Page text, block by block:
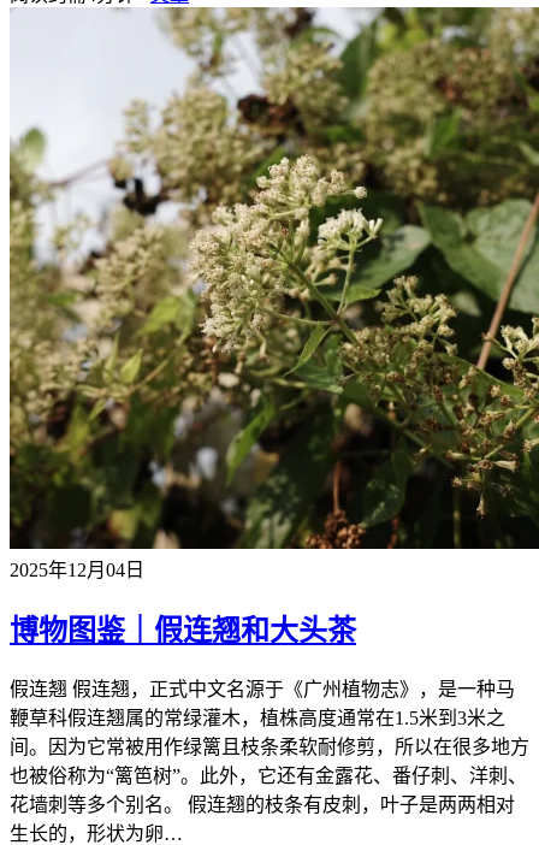
2025年12月04日
博物图鉴｜假连翘和大头茶
假连翘 假连翘，正式中文名源于《广州植物志》，是一种马
鞭草科假连翘属的常绿灌木，植株高度通常在1.5米到3米之
间。因为它常被用作绿篱且枝条柔软耐修剪，所以在很多地方
也被俗称为“篱笆树”。此外，它还有金露花、番仔刺、洋刺、
花墙刺等多个别名。 假连翘的枝条有皮刺，叶子是两两相对
生长的，形状为卵…